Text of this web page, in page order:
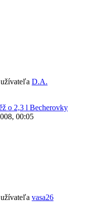
D.A.
o 2,3 l Becherovky
00:05
vasa26